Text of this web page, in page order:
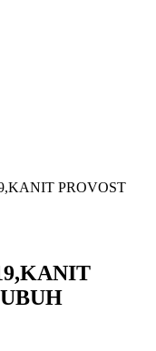
PROVOST